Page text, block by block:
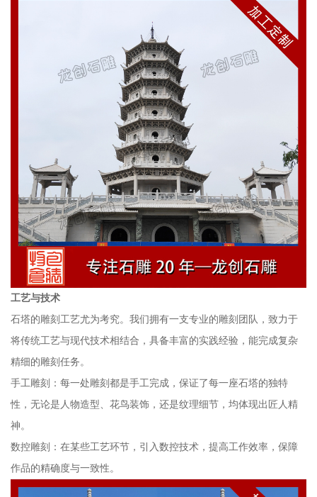
工艺与技术
石塔的雕刻工艺尤为考究。我们拥有一支专业的雕刻团队，致力于
将传统工艺与现代技术相结合，具备丰富的实践经验，能完成复杂
精细的雕刻任务。
手工雕刻：每一处雕刻都是手工完成，保证了每一座石塔的独特
性，无论是人物造型、花鸟装饰，还是纹理细节，均体现出匠人精
神。
数控雕刻：在某些工艺环节，引入数控技术，提高工作效率，保障
作品的精确度与一致性。